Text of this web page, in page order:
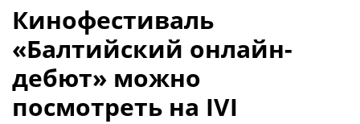
Кинофестиваль
«Балтийский онлайн-
дебют» можно
посмотреть на IVI